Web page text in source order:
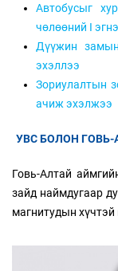
Автобусыг
чөлөөний I
Дүүжин
эхэллээ
Зориулалтын
ачиж эхэлжээ
УВС БОЛОН
Говь-Алтай
зайд наймдугаар
магнитудын хүчтэй